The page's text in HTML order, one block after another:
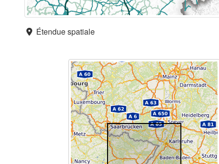
Étendue spatiale